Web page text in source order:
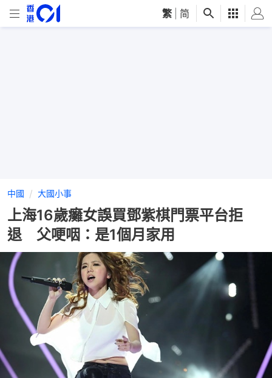
繁 简
中國 大國小事
上海16歲癱女誤買鄧紫棋門票平台拒
退 父哽咽：是1個月家用